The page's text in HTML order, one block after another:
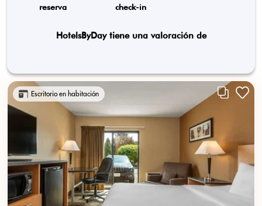
reserva
check-in
HotelsByDay tiene una valoración de
Escritorio en habitación